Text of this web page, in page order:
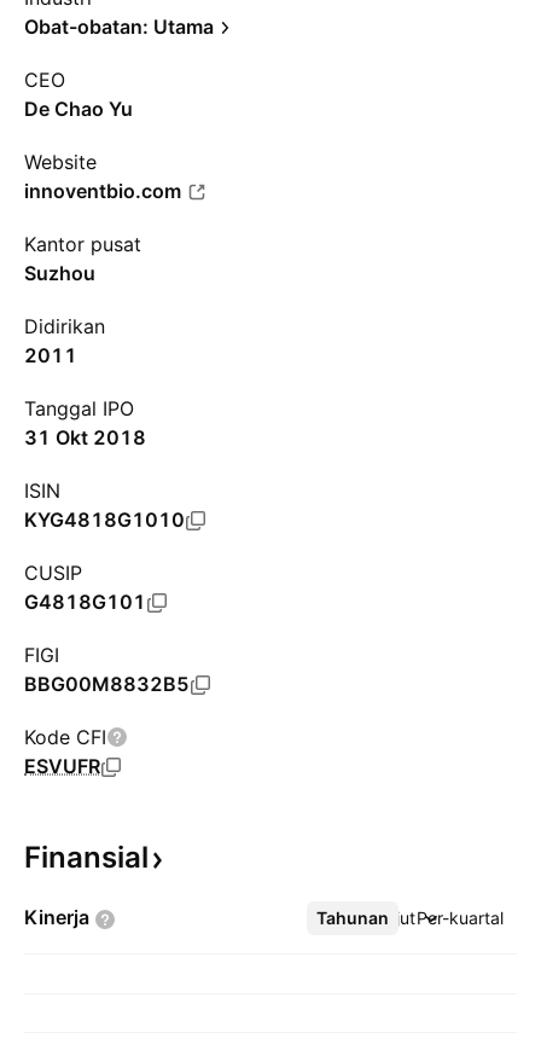
Obat-obatan: Utama
CEO
De Chao Yu
Website
innoventbio.com
Kantor pusat
Suzhou
Didirikan
2011
Tanggal IPO
31 Okt 2018
ISIN
KYG4818G1010
CUSIP
G4818G101
FIGI
BBG00M8832B5
Kode CFI
ESVUFR
Finansial
Kinerja Tahunan Per-kuartal
Lebih lanjut